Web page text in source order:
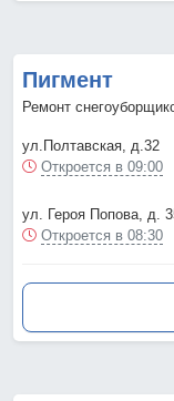
Пигмент
Ремонт
ул.Полтавская, д.32
Откроется в 09:00
ул. Героя Попова, д.
Откроется в 08:30